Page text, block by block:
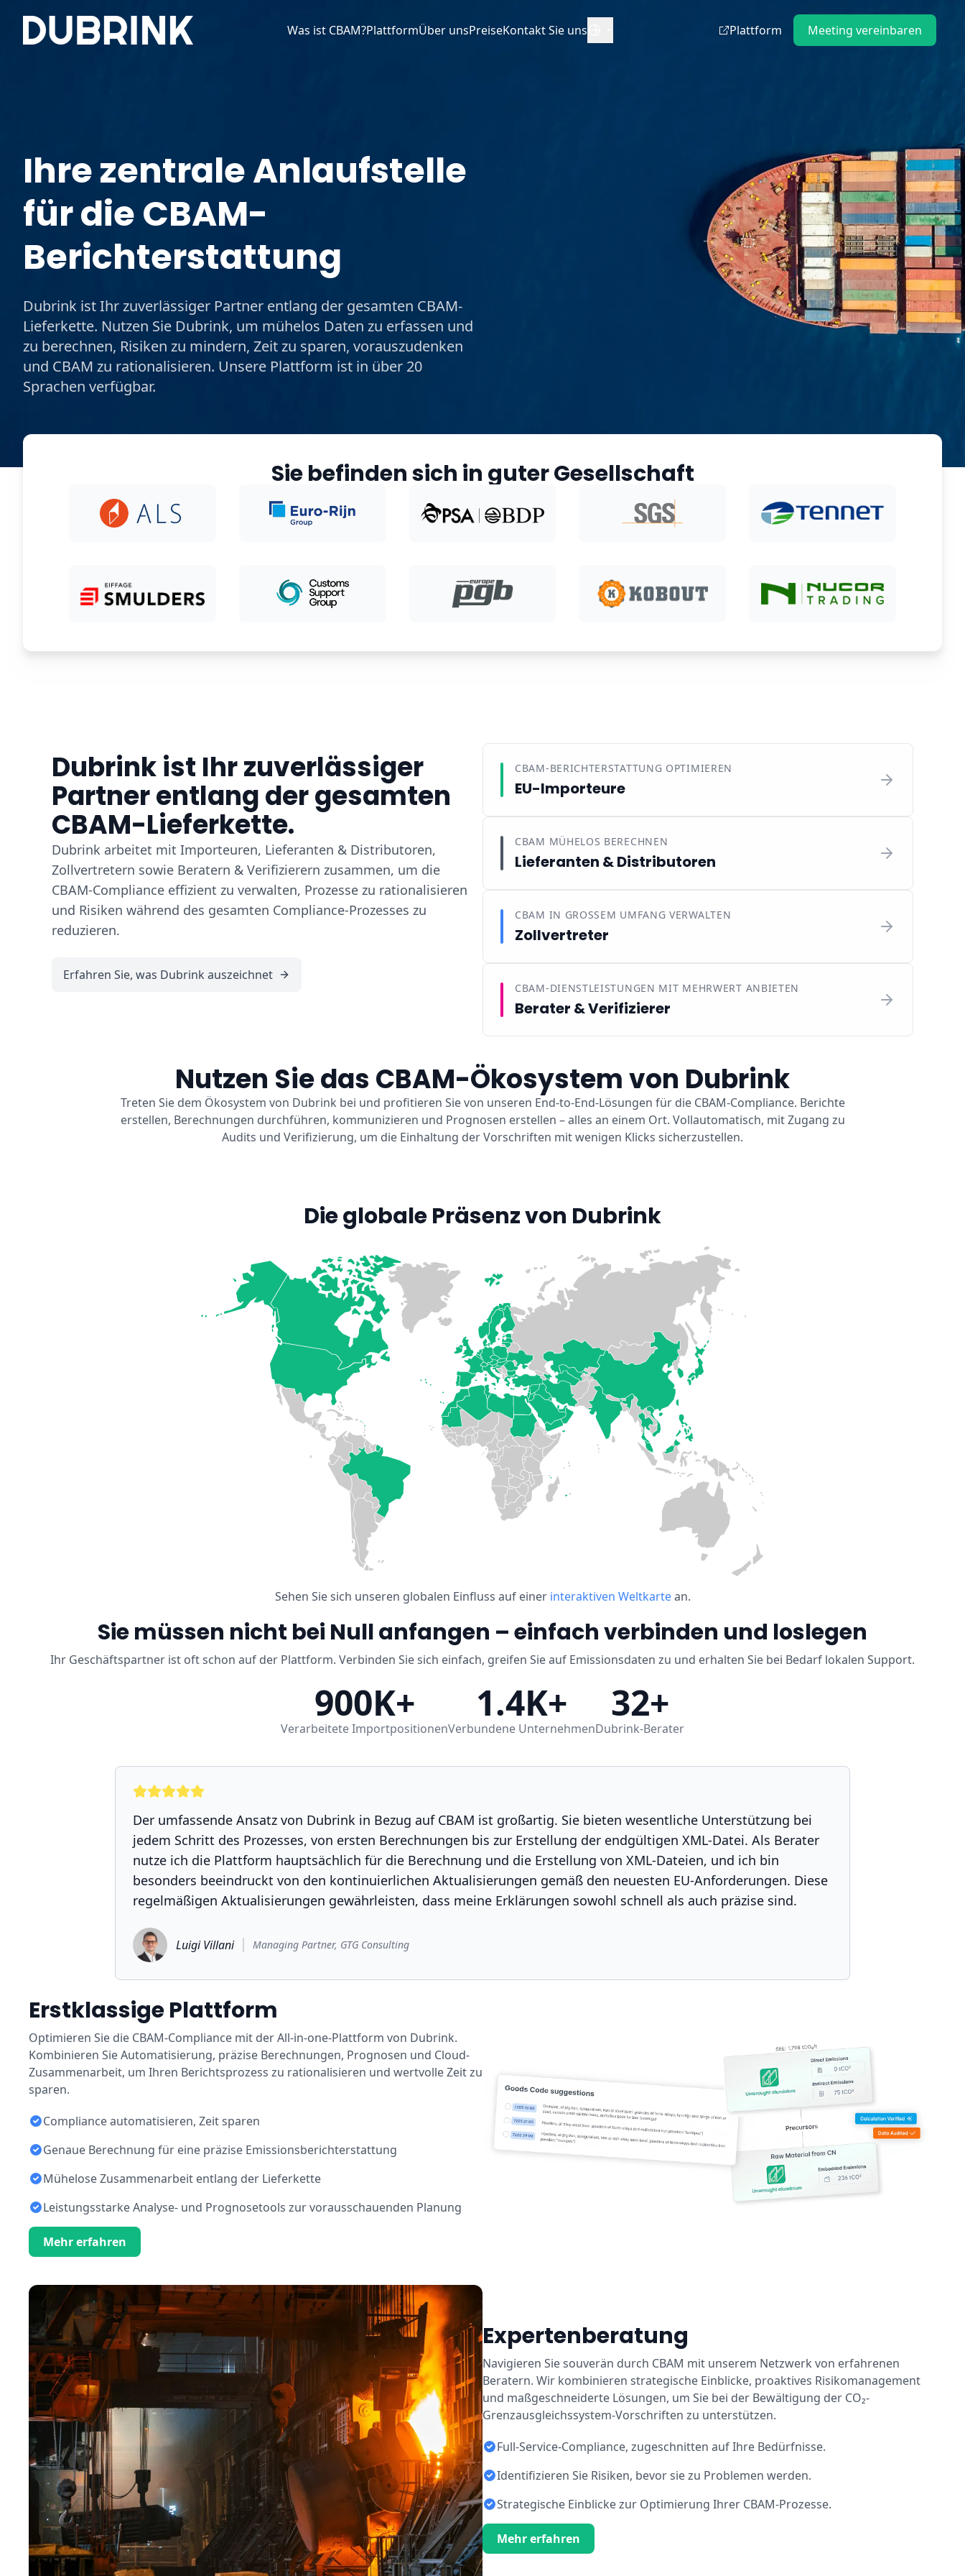
Plattform Meeting vereinbaren
Was ist CBAM?PlattformÜber unsPreiseKontakt Sie unsDeutsch
Ihre zentrale Anlaufstelle
für die CBAM-
Berichterstattung
Dubrink ist Ihr zuverlässiger Partner entlang der gesamten CBAM-
Lieferkette. Nutzen Sie Dubrink, um mühelos Daten zu erfassen und
zu berechnen, Risiken zu mindern, Zeit zu sparen, vorauszudenken
und CBAM zu rationalisieren. Unsere Plattform ist in über 20
Sprachen verfügbar.
Sie befinden sich in guter Gesellschaft
Dubrink ist Ihr zuverlässiger
Partner entlang der gesamten
CBAM-Lieferkette.
Dubrink arbeitet mit Importeuren, Lieferanten & Distributoren,
Zollvertretern sowie Beratern & Verifizierern zusammen, um die
CBAM-Compliance effizient zu verwalten, Prozesse zu rationalisieren
und Risiken während des gesamten Compliance-Prozesses zu
reduzieren.
Erfahren Sie, was Dubrink auszeichnet
CBAM-BERICHTERSTATTUNG OPTIMIEREN
EU-Importeure
CBAM MÜHELOS BERECHNEN
Lieferanten & Distributoren
CBAM IN GROSSEM UMFANG VERWALTEN
Zollvertreter
CBAM-DIENSTLEISTUNGEN MIT MEHRWERT ANBIETEN
Berater & Verifizierer
Nutzen Sie das CBAM-Ökosystem von Dubrink
Treten Sie dem Ökosystem von Dubrink bei und profitieren Sie von unseren End-to-End-Lösungen für die CBAM-Compliance. Berichte
erstellen, Berechnungen durchführen, kommunizieren und Prognosen erstellen – alles an einem Ort. Vollautomatisch, mit Zugang zu
Audits und Verifizierung, um die Einhaltung der Vorschriften mit wenigen Klicks sicherzustellen.
Die globale Präsenz von Dubrink
Sehen Sie sich unseren globalen Einfluss auf einer interaktiven Weltkartean.
Sie müssen nicht bei Null anfangen – einfach verbinden und loslegen
Ihr Geschäftspartner ist oft schon auf der Plattform. Verbinden Sie sich einfach, greifen Sie auf Emissionsdaten zu und erhalten Sie bei Bedarf lokalen Support.
900K+
Verarbeitete Importpositionen
1.4K+
Verbundene Unternehmen
32+
Dubrink-Berater
Der umfassende Ansatz von Dubrink in Bezug auf CBAM ist großartig. Sie bieten wesentliche Unterstützung bei
jedem Schritt des Prozesses, von ersten Berechnungen bis zur Erstellung der endgültigen XML-Datei. Als Berater
nutze ich die Plattform hauptsächlich für die Berechnung und die Erstellung von XML-Dateien, und ich bin
besonders beeindruckt von den kontinuierlichen Aktualisierungen gemäß den neuesten EU-Anforderungen. Diese
regelmäßigen Aktualisierungen gewährleisten, dass meine Erklärungen sowohl schnell als auch präzise sind.
Luigi Villani Managing Partner, GTG Consulting
Erstklassige Plattform
Optimieren Sie die CBAM-Compliance mit der All-in-one-Plattform von Dubrink.
Kombinieren Sie Automatisierung, präzise Berechnungen, Prognosen und Cloud-
Zusammenarbeit, um Ihren Berichtsprozess zu rationalisieren und wertvolle Zeit zu
sparen.
Compliance automatisieren, Zeit sparen
Genaue Berechnung für eine präzise Emissionsberichterstattung
Mühelose Zusammenarbeit entlang der Lieferkette
Leistungsstarke Analyse- und Prognosetools zur vorausschauenden Planung
Mehr erfahren
Expertenberatung
Navigieren Sie souverän durch CBAM mit unserem Netzwerk von erfahrenen
Beratern. Wir kombinieren strategische Einblicke, proaktives Risikomanagement
und maßgeschneiderte Lösungen, um Sie bei der Bewältigung der CO₂-
Grenzausgleichssystem-Vorschriften zu unterstützen.
Full-Service-Compliance, zugeschnitten auf Ihre Bedürfnisse.
Identifizieren Sie Risiken, bevor sie zu Problemen werden.
Strategische Einblicke zur Optimierung Ihrer CBAM-Prozesse.
Mehr erfahren